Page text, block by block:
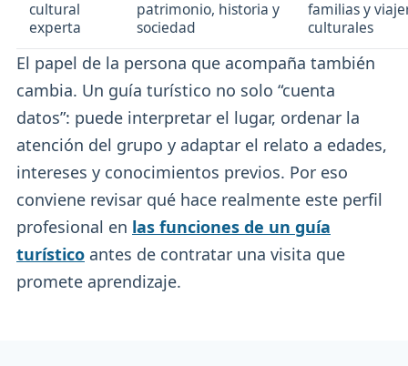
cultural
experta
patrimonio, historia y
sociedad
familias y
culturales
El papel de la persona que acompaña también
cambia. Un guía turístico no solo “cuenta
datos”: puede interpretar el lugar, ordenar la
atención del grupo y adaptar el relato a edades,
intereses y conocimientos previos. Por eso
conviene revisar qué hace realmente este perfil
profesional en las funciones de un guía
turístico antes de contratar una visita que
promete aprendizaje.